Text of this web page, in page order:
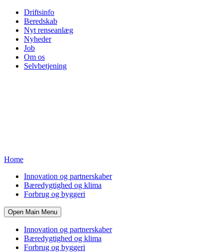
Driftsinfo
Beredskab
Nyt renseanlæg
Nyheder
Job
Om os
Selvbetjening
Home
Innovation og partnerskaber
Bæredygtighed og klima
Forbrug og byggeri
Open Main Menu
Innovation og partnerskaber
Bæredygtighed og klima
Forbrug og byggeri